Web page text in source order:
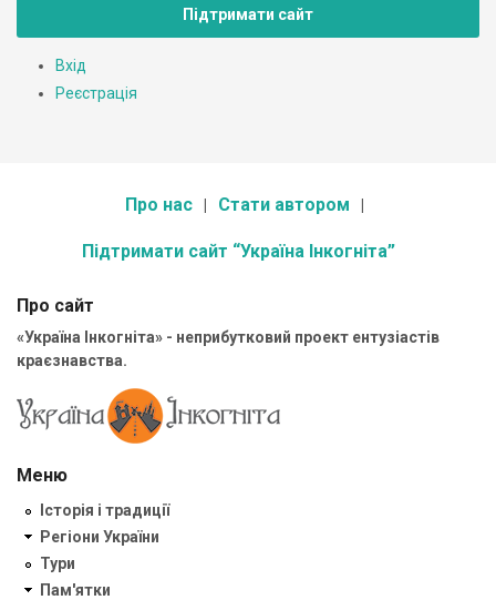
Підтримати сайт
Вхід
Реєстрація
Про нас Стати автором
Підтримати сайт “Україна Інкогніта”
Про сайт
«Україна Інкогніта» - неприбутковий проект ентузіастів
краєзнавства.
Меню
Історія і традиції
Регіони України
Тури
Пам'ятки